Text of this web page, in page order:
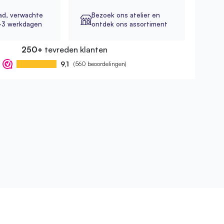
verwachte
werkdagen
Bezoek ons atelier en
ontdek ons assortiment
250+ tevreden klanten
9,1 (560 beoordelingen)